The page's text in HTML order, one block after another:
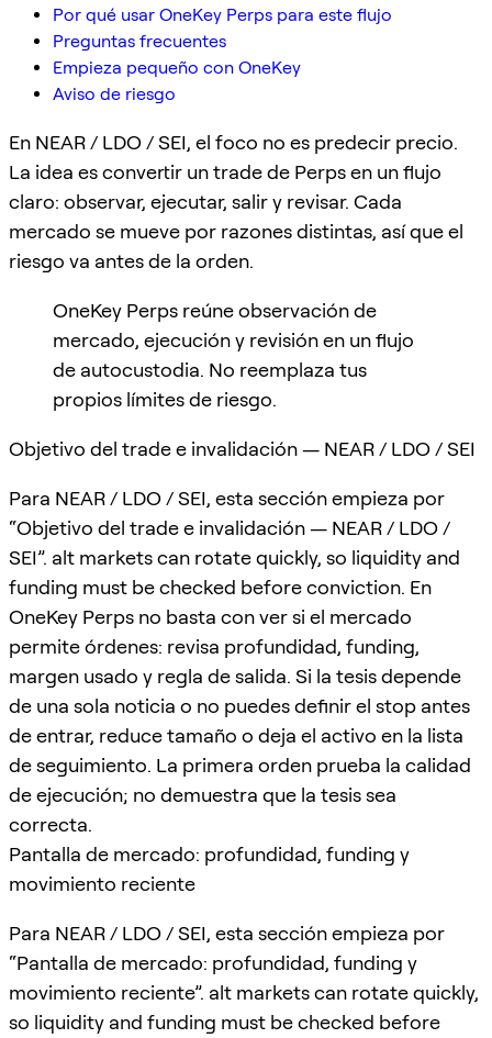
Por qué usar OneKey Perps para este flujo
Preguntas frecuentes
Empieza pequeño con OneKey
Aviso de riesgo
En NEAR / LDO / SEI, el foco no es predecir precio.
La idea es convertir un trade de Perps en un flujo
claro: observar, ejecutar, salir y revisar. Cada
mercado se mueve por razones distintas, así que el
riesgo va antes de la orden.
OneKey Perps reúne observación de
mercado, ejecución y revisión en un flujo
de autocustodia. No reemplaza tus
propios límites de riesgo.
Objetivo del trade e invalidación — NEAR / LDO / SEI
Para NEAR / LDO / SEI, esta sección empieza por
“Objetivo del trade e invalidación — NEAR / LDO /
SEI”. alt markets can rotate quickly, so liquidity and
funding must be checked before conviction. En
OneKey Perps no basta con ver si el mercado
permite órdenes: revisa profundidad, funding,
margen usado y regla de salida. Si la tesis depende
de una sola noticia o no puedes definir el stop antes
de entrar, reduce tamaño o deja el activo en la lista
de seguimiento. La primera orden prueba la calidad
de ejecución; no demuestra que la tesis sea
correcta.
Pantalla de mercado: profundidad, funding y
movimiento reciente
Para NEAR / LDO / SEI, esta sección empieza por
“Pantalla de mercado: profundidad, funding y
movimiento reciente”. alt markets can rotate quickly,
so liquidity and funding must be checked before